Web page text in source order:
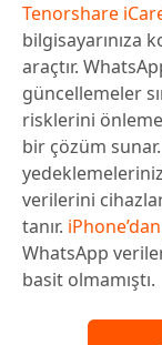
Tenorshare
bilgisayarınıza
araçtır.
güncellemeler
risklerini
bir çözüm sunar.
verilerini
tanır.
WhatsApp
basit olmamıştı.